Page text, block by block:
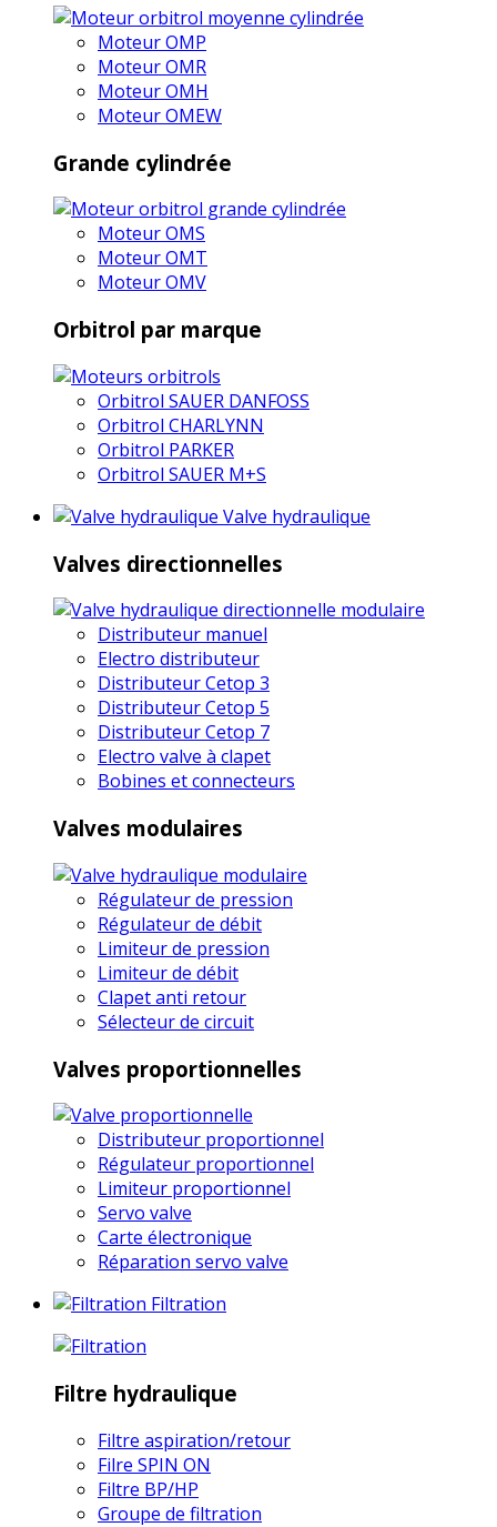
Moteur OMP
Moteur OMR
Moteur OMH
Moteur OMEW
Grande cylindrée
Moteur OMS
Moteur OMT
Moteur OMV
Orbitrol par marque
Orbitrol SAUER DANFOSS
Orbitrol CHARLYNN
Orbitrol PARKER
Orbitrol SAUER M+S
Valve hydraulique
Valves directionnelles
Distributeur manuel
Electro distributeur
Distributeur Cetop 3
Distributeur Cetop 5
Distributeur Cetop 7
Electro valve à clapet
Bobines et connecteurs
Valves modulaires
Régulateur de pression
Régulateur de débit
Limiteur de pression
Limiteur de débit
Clapet anti retour
Sélecteur de circuit
Valves proportionnelles
Distributeur proportionnel
Régulateur proportionnel
Limiteur proportionnel
Servo valve
Carte électronique
Réparation servo valve
Filtration
Filtre hydraulique
Filtre aspiration/retour
Filre SPIN ON
Filtre BP/HP
Groupe de filtration